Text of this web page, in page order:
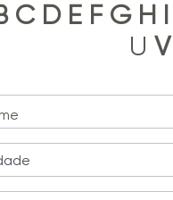
C D E F G H I
U V